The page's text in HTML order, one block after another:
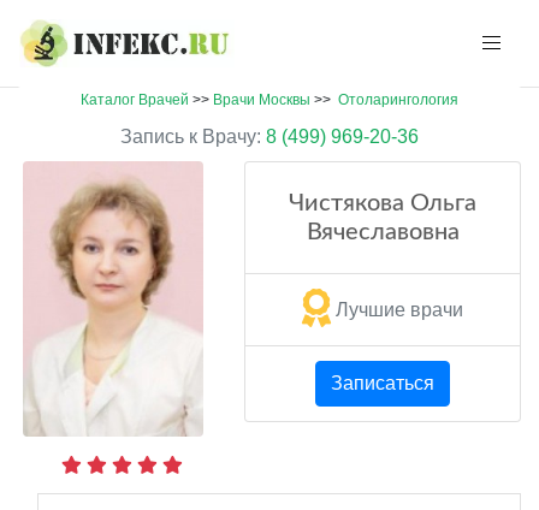
Каталог Врачей >> Врачи Москвы >> Отоларингология
Запись к Врачу: 8 (499) 969-20-36
Чистякова Ольга
Вячеславовна
Лучшие врачи
Записаться